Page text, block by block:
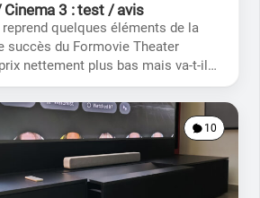
3 : test / avis
reprend quelques éléments de la
succès du Formovie Theater
nettement plus bas mais va-t-il
10